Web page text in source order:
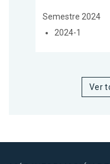
Semestre 2024
2024-1
Ver